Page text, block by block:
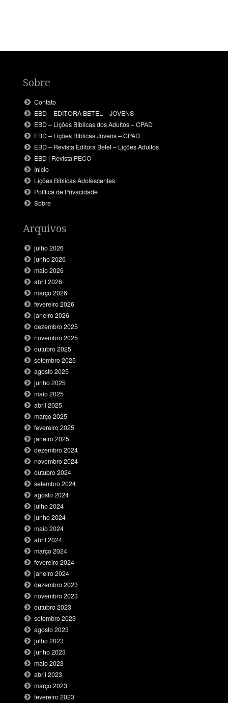
Sobre
Contato
EBD – EDITORA BETEL – JOVENS
EBD – Lições Bíblicas dos Adultos – CPAD
EBD – Lições Bíblicas Jovens – CPAD
EBD – Revista Editora Betel – Lições Adultos
EBD | Revista PECC
Inicio
Lições Bíblicas Adolescentes
Política de Privacidade
Sobre
Arquivos
julho 2026
junho 2026
maio 2026
abril 2026
março 2026
fevereiro 2026
janeiro 2026
dezembro 2025
novembro 2025
outubro 2025
setembro 2025
agosto 2025
junho 2025
maio 2025
abril 2025
março 2025
fevereiro 2025
janeiro 2025
dezembro 2024
novembro 2024
outubro 2024
setembro 2024
agosto 2024
julho 2024
junho 2024
maio 2024
abril 2024
março 2024
fevereiro 2024
janeiro 2024
dezembro 2023
novembro 2023
outubro 2023
setembro 2023
agosto 2023
julho 2023
junho 2023
maio 2023
abril 2023
março 2023
fevereiro 2023